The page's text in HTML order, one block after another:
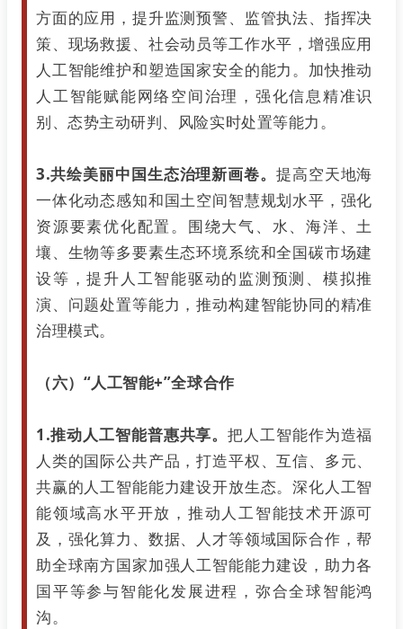
方面的应用，提升监测预警、监管执法、指挥决
策、现场救援、社会动员等工作水平，增强应用
人工智能维护和塑造国家安全的能力。加快推动
人工智能赋能网络空间治理，强化信息精准识
别、态势主动研判、风险实时处置等能力。
3.共绘美丽中国生态治理新画卷。 提高空天地海
一体化动态感知和国土空间智慧规划水平，强化
资源要素优化配置。围绕大气、水、海洋、土
壤、生物等多要素生态环境系统和全国碳市场建
设等，提升人工智能驱动的监测预测、模拟推
演、问题处置等能力，推动构建智能协同的精准
治理模式。
（六）“人工智能+”全球合作
1.推动人工智能普惠共享。把人工智能作为造福
人类的国际公共产品，打造平权、互信、多元、
共赢的人工智能能力建设开放生态。深化人工智
能领域高水平开放，推动人工智能技术开源可
及，强化算力、数据、人才等领域国际合作，帮
助全球南方国家加强人工智能能力建设，助力各
国平等参与智能化发展进程，弥合全球智能鸿
沟。